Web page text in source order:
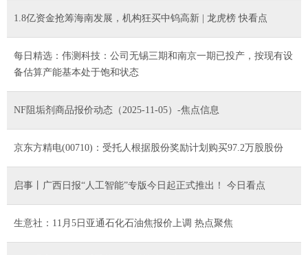
1.8亿资金抢筹海南发展，机构狂买中钨高新 | 龙虎榜 快看点
每日精选：伟测科技：公司无锡三期和南京一期已投产，按现有设
备估算产能基本处于饱和状态
NF阻垢剂商品报价动态（2025-11-05）-焦点信息
京东方精电(00710)：受托人根据股份奖励计划购买97.2万股股份
启事丨广西日报“人工智能”专版今日起正式推出！ 今日看点
生意社：11月5日亚通石化石油焦报价上调 热点聚焦